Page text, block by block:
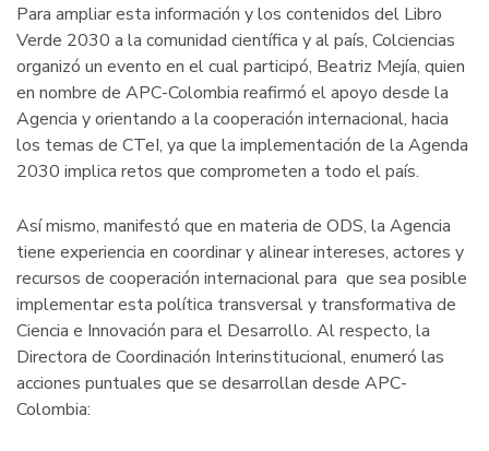
Para ampliar esta información y los contenidos del Libro
Verde 2030 a la comunidad científica y al país, Colciencias
organizó un evento en el cual participó, Beatriz Mejía, quien
en nombre de APC-Colombia reafirmó el apoyo desde la
Agencia y orientando a la cooperación internacional, hacia
los temas de CTeI, ya que la implementación de la Agenda
2030 implica retos que comprometen a todo el país.
Así mismo, manifestó que en materia de ODS, la Agencia
tiene experiencia en coordinar y alinear intereses, actores y
recursos de cooperación internacional para que sea posible
implementar esta política transversal y transformativa de
Ciencia e Innovación para el Desarrollo. Al respecto, la
Directora de Coordinación Interinstitucional, enumeró las
acciones puntuales que se desarrollan desde APC-
Colombia: